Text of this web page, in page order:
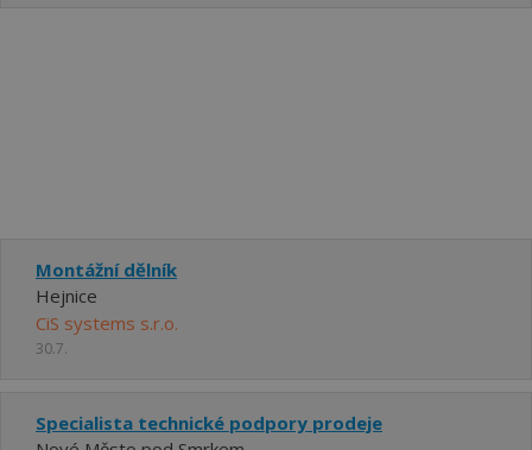
Montážní dělník
Hejnice
CiS systems s.r.o.
30.7.
Specialista technické podpory prodeje